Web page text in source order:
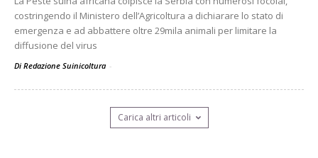
costringendo il Ministero dell’Agricoltura a dichiarare lo stato di
emergenza e ad abbattere oltre 29mila animali per limitare la
diffusione del virus
Di Redazione Suinicoltura -
Carica altri articoli